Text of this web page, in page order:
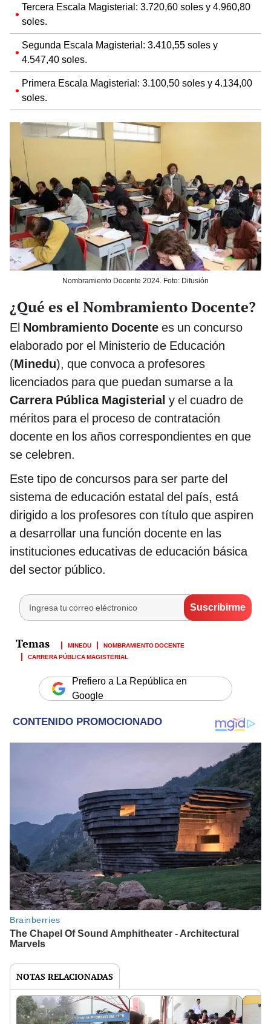
Tercera Escala Magisterial: 3.720,60 soles y 4.960,80
soles.
Segunda Escala Magisterial: 3.410,55 soles y
4.547,40 soles.
Primera Escala Magisterial: 3.100,50 soles y 4.134,00
soles.
Nombramiento Docente 2024. Foto: Difusión
¿Qué es el Nombramiento Docente?
El Nombramiento Docente es un concurso
elaborado por el Ministerio de Educación
(Minedu), que convoca a profesores
licenciados para que puedan sumarse a la
Carrera Pública Magisterial y el cuadro de
méritos para el proceso de contratación
docente en los años correspondientes en que
se celebren.
Este tipo de concursos para ser parte del
sistema de educación estatal del país, está
dirigido a los profesores con título que aspiren
a desarrollar una función docente en las
instituciones educativas de educación básica
del sector público.
MINEDU
NOMBRAMIENTO DOCENTE
CARRERA PÚBLICA MAGISTERIAL
Prefiero a La República en
Google
NOTAS RELACIONADAS